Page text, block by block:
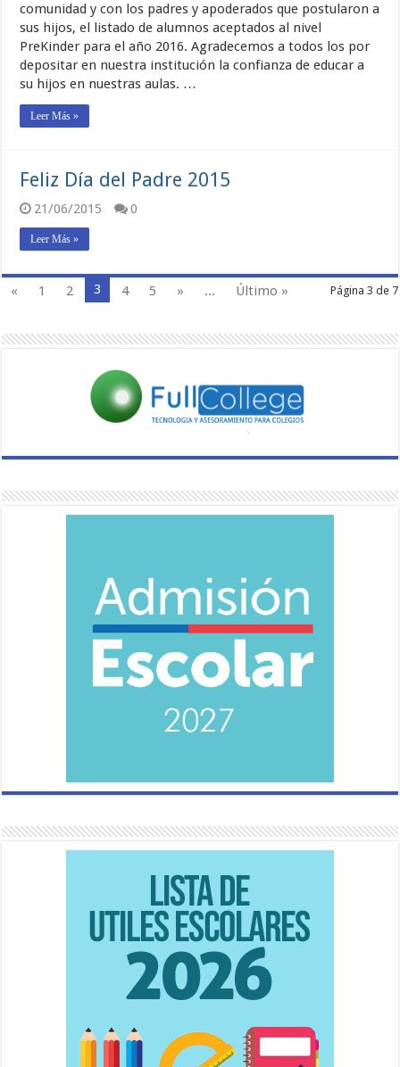
comunidad y con los padres y apoderados que postularon a
sus hijos, el listado de alumnos aceptados al nivel
PreKinder para el año 2016. Agradecemos a todos los por
depositar en nuestra institución la confianza de educar a
su hijos en nuestras aulas. …
Leer Más »
Feliz Día del Padre 2015
21/06/2015 0
Leer Más »
Página 3 de 7
« 1 2 3 4 5 » ... Último »